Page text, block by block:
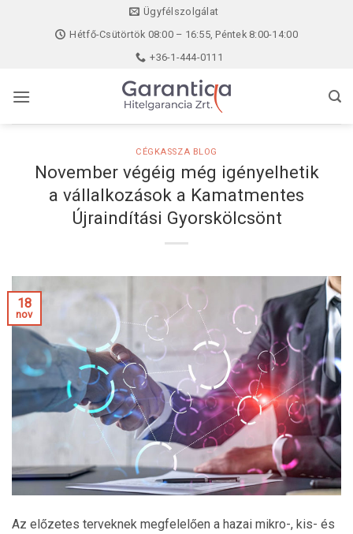
Ügyfélszolgálat
Hétfő-Csütörtök 08:00 – 16:55, Péntek 8:00-14:00
+36-1-444-0111
CÉGKASSZA BLOG
November végéig még igényelhetik
a vállalkozások a Kamatmentes
Újraindítási Gyorskölcsönt
18
nov
Az előzetes terveknek megfelelően a hazai mikro-, kis- és